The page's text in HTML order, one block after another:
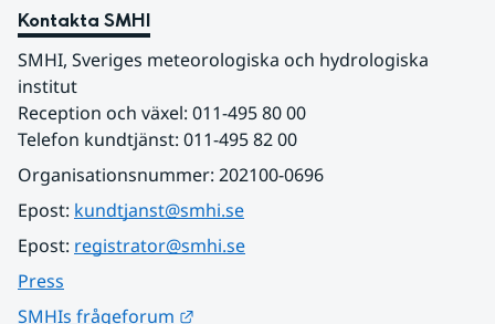
Kontakta SMHI
SMHI, Sveriges meteorologiska och hydrologiska
institut
Reception och växel: 011-495 80 00
Telefon kundtjänst: 011-495 82 00
Organisationsnummer: 202100-0696
Epost: kundtjanst@smhi.se
Epost: registrator@smhi.se
Press
SMHIs frågeforum